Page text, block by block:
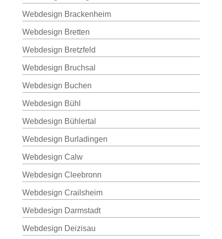
Webdesign Brackenheim
Webdesign Bretten
Webdesign Bretzfeld
Webdesign Bruchsal
Webdesign Buchen
Webdesign Bühl
Webdesign Bühlertal
Webdesign Burladingen
Webdesign Calw
Webdesign Cleebronn
Webdesign Crailsheim
Webdesign Darmstadt
Webdesign Deizisau